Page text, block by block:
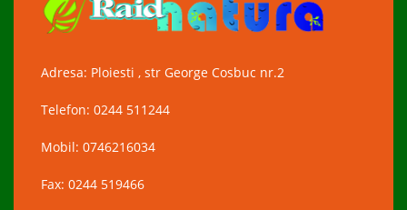
Adresa: Ploiesti , str George Cosbuc nr.2
Telefon: 0244 511244
Mobil: 0746216034
Fax: 0244 519466